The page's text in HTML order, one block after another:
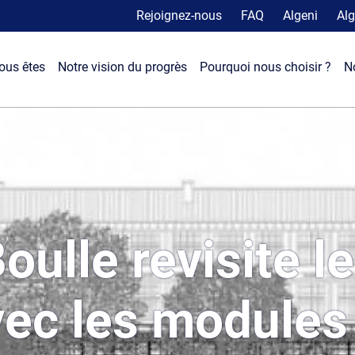
Rejoignez-nous FAQ Algeni
êtes Notre vision du progrès Pourquoi nous choisir ?
revisite
les